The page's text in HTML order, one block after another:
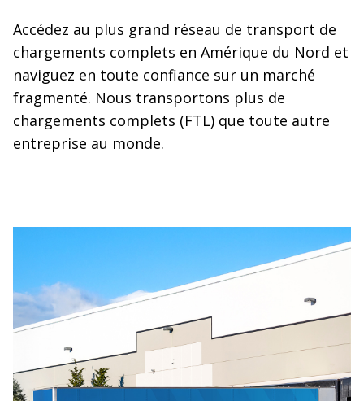
Accédez au plus grand réseau de transport de
chargements complets en Amérique du Nord et
naviguez en toute confiance sur un marché
fragmenté. Nous transportons plus de
chargements complets (FTL) que toute autre
entreprise au monde.